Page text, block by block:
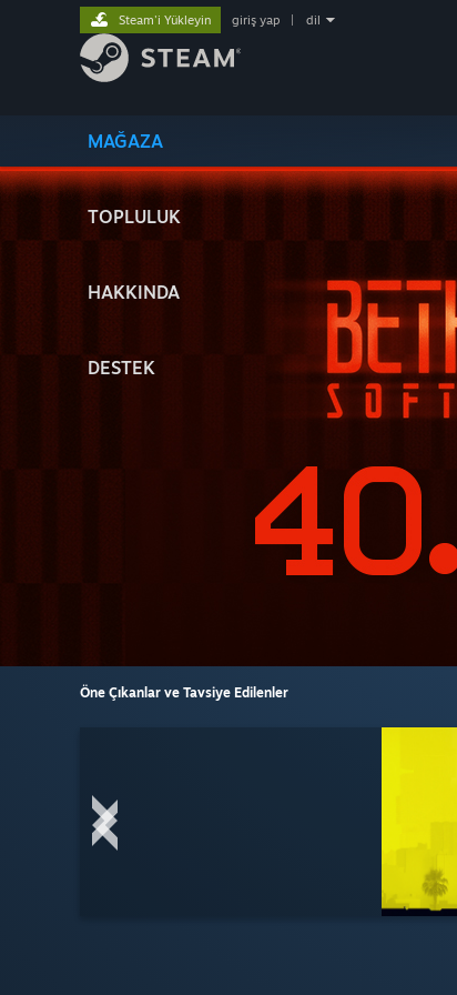
MAĞAZA
TOPLULUK
HAKKINDA
DESTEK
Steam'i Yükleyin giriş yap dil
Öne Çıkanlar ve Tavsiye Edilenler